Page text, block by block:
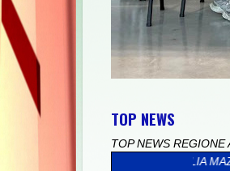
TOP NEWS
TOP NEWS REGIONE
“L’ABRUZZO